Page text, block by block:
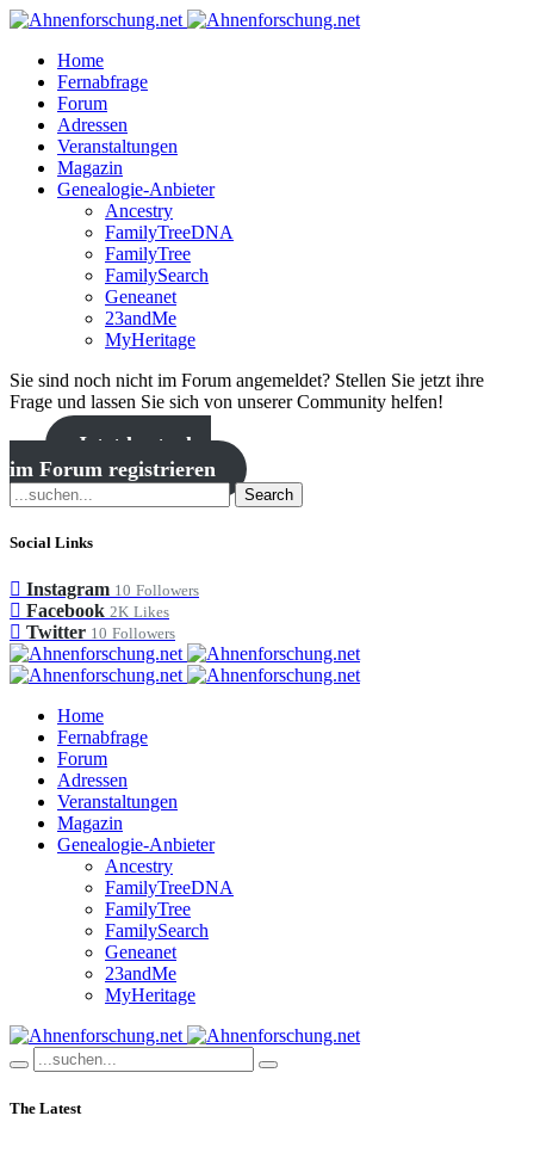
Home
Fernabfrage
Forum
Adressen
Veranstaltungen
Magazin
Genealogie-Anbieter
Ancestry
FamilyTreeDNA
FamilyTree
FamilySearch
Geneanet
23andMe
MyHeritage
Sie sind noch nicht im Forum angemeldet? Stellen Sie jetzt ihre
Frage und lassen Sie sich von unserer Community helfen!
Jetzt kostenlos
im Forum registrieren
Search
Social Links
Instagram 10 Followers
Facebook 2K Likes
Twitter 10 Followers
Home
Fernabfrage
Forum
Adressen
Veranstaltungen
Magazin
Genealogie-Anbieter
Ancestry
FamilyTreeDNA
FamilyTree
FamilySearch
Geneanet
23andMe
MyHeritage
The Latest